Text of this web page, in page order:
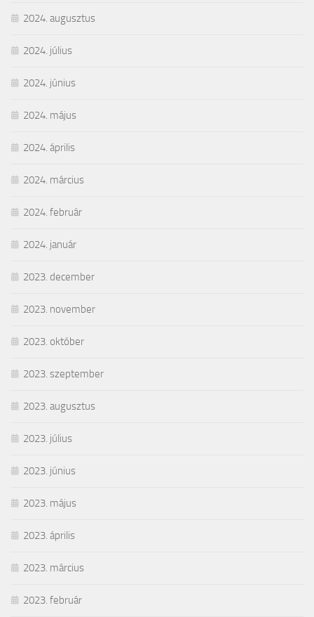
2024. augusztus
2024. július
2024. június
2024. május
2024. április
2024. március
2024. február
2024. január
2023. december
2023. november
2023. október
2023. szeptember
2023. augusztus
2023. július
2023. június
2023. május
2023. április
2023. március
2023. február